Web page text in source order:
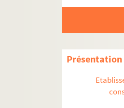
am1. Familles
am3. Archives
am3-d.
am3-f-